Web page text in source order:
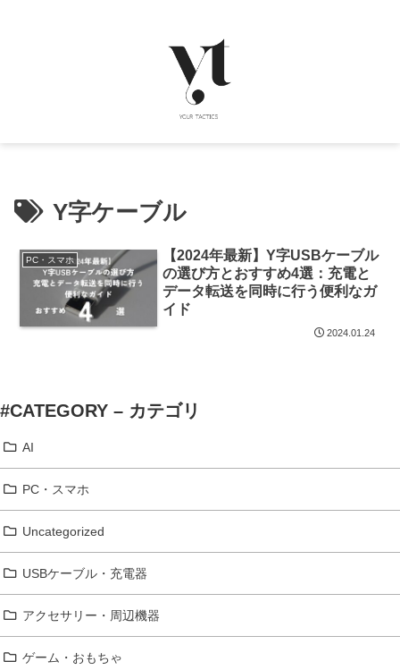
Y字ケーブル
PC・スマホ
【2024年最新】Y字USBケーブル
の選び方とおすすめ4選：充電と
データ転送を同時に行う便利なガ
イド
2024.01.24
#CATEGORY – カテゴリ
AI
PC・スマホ
Uncategorized
USBケーブル・充電器
アクセサリー・周辺機器
ゲーム・おもちゃ